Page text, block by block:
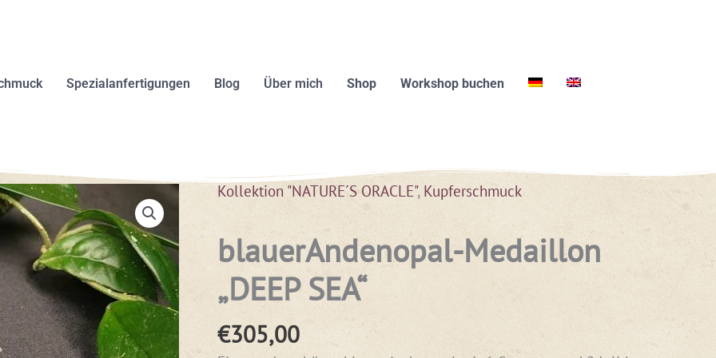
Spezialanfertigungen Blog Über mich Shop Workshop buchen
Kollektion "NATURE´S ORACLE", Kupferschmuck
blauerAndenopal-Medaillon
„DEEP SEA“
€305,00